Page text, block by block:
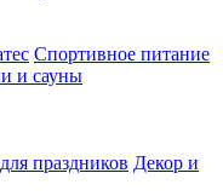
Спортивное питание
и сауны
праздников Декор и